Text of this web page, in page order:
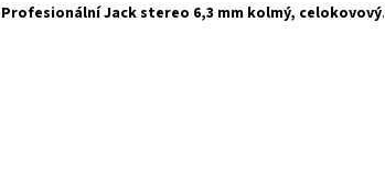
Profesionální Jack stereo 6,3 mm kolmý, celokovový.